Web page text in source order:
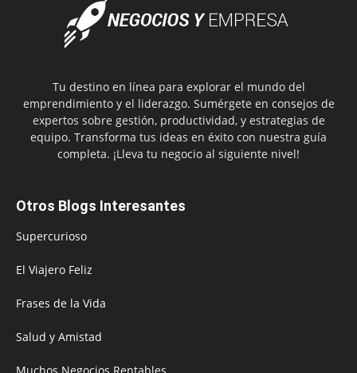
Tu destino en línea para explorar el mundo del
emprendimiento y el liderazgo. Sumérgete en consejos de
expertos sobre gestión, productividad, y estrategias de
equipo. Transforma tus ideas en éxito con nuestra guía
completa. ¡Lleva tu negocio al siguiente nivel!
Otros Blogs Interesantes
Supercurioso
El Viajero Feliz
Frases de la Vida
Salud y Amistad